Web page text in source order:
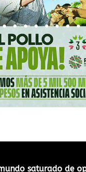
saturado de